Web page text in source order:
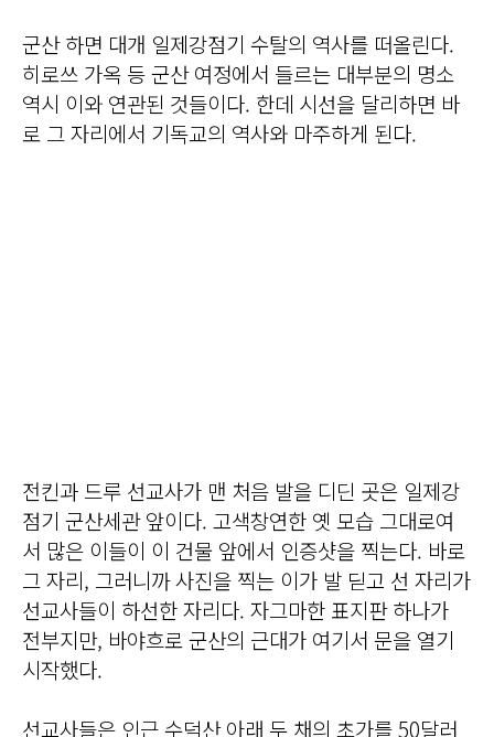
군산 하면 대개 일제강점기 수탈의 역사를 떠올린다.
히로쓰 가옥 등 군산 여정에서 들르는 대부분의 명소
역시 이와 연관된 것들이다. 한데 시선을 달리하면 바
로 그 자리에서 기독교의 역사와 마주하게 된다.
전킨과 드루 선교사가 맨 처음 발을 디딘 곳은 일제강
점기 군산세관 앞이다. 고색창연한 옛 모습 그대로여
서 많은 이들이 이 건물 앞에서 인증샷을 찍는다. 바로
그 자리, 그러니까 사진을 찍는 이가 발 딛고 선 자리가
선교사들이 하선한 자리다. 자그마한 표지판 하나가
전부지만, 바야흐로 군산의 근대가 여기서 문을 열기
시작했다.
선교사들은 인근 수덕산 아래 두 채의 초가를 50달러